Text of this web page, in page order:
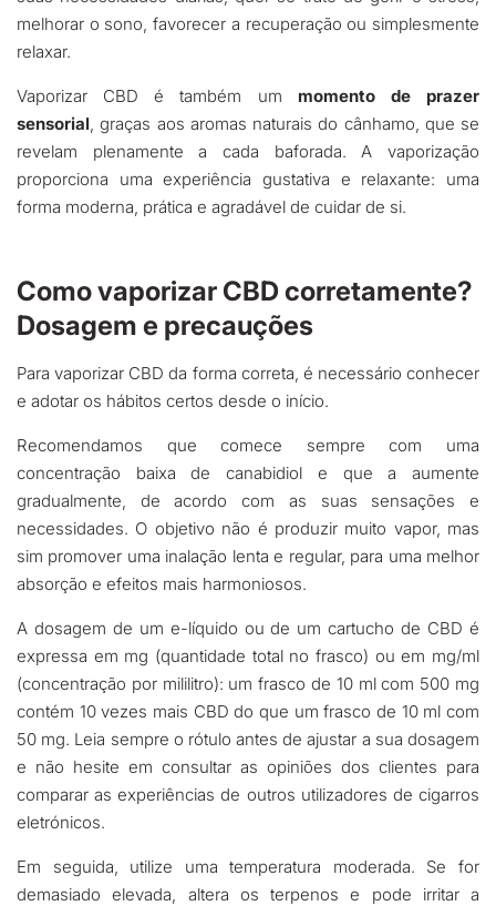
melhorar o sono, favorecer a recuperação ou simplesmente
relaxar.
Vaporizar CBD é também um momento de prazer
sensorial, graças aos aromas naturais do cânhamo, que se
revelam plenamente a cada baforada. A vaporização
proporciona uma experiência gustativa e relaxante: uma
forma moderna, prática e agradável de cuidar de si.
Como vaporizar CBD corretamente?
Dosagem e precauções
Para vaporizar CBD da forma correta, é necessário conhecer
e adotar os hábitos certos desde o início.
Recomendamos que comece sempre com uma
concentração baixa de canabidiol e que a aumente
gradualmente, de acordo com as suas sensações e
necessidades. O objetivo não é produzir muito vapor, mas
sim promover uma inalação lenta e regular, para uma melhor
absorção e efeitos mais harmoniosos.
A dosagem de um e-líquido ou de um cartucho de CBD é
expressa em mg (quantidade total no frasco) ou em mg/ml
(concentração por mililitro): um frasco de 10 ml com 500 mg
contém 10 vezes mais CBD do que um frasco de 10 ml com
50 mg. Leia sempre o rótulo antes de ajustar a sua dosagem
e não hesite em consultar as opiniões dos clientes para
comparar as experiências de outros utilizadores de cigarros
eletrónicos.
Em seguida, utilize uma temperatura moderada. Se for
demasiado elevada, altera os terpenos e pode irritar a